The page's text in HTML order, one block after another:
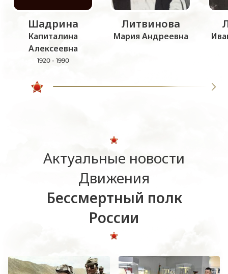
Шадрина
Капиталина
Алексеевна
1920 - 1990
Литвинова
Мария Андреевна
Актуальные новости
Движения
Бессмертный полк
России